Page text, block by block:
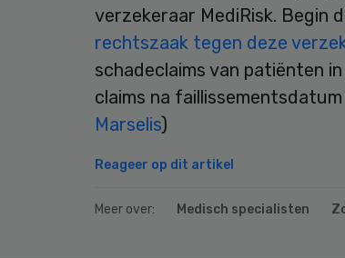
verzekeraar MediRisk. Begin
rechtszaak tegen deze
schadeclaims van patiënten
claims na
Marselis)
Reageer op dit artikel
Meer over: Medisch specialisten